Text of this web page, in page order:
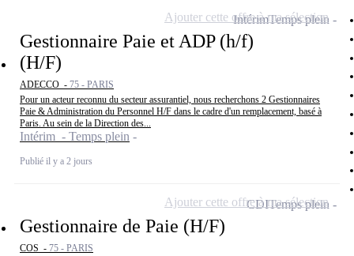
Gestionnaire Paie et ADP (h/f)
(H/F)
ADECCO - 75 - PARIS
Pour un acteur reconnu du secteur assurantiel, nous recherchons 2 Gestionnaires
Paie & Administration du Personnel H/F dans le cadre d'un remplacement, basé à
Paris. Au sein de la Direction des...
Intérim - Temps plein
Publié il y a 2 jours
IntérimTemps plein
Ajouter cette offre à ma sélection
Gestionnaire de Paie (H/F)
COS - 75 - PARIS
CDITemps plein
Ajouter cette offre à ma sélection